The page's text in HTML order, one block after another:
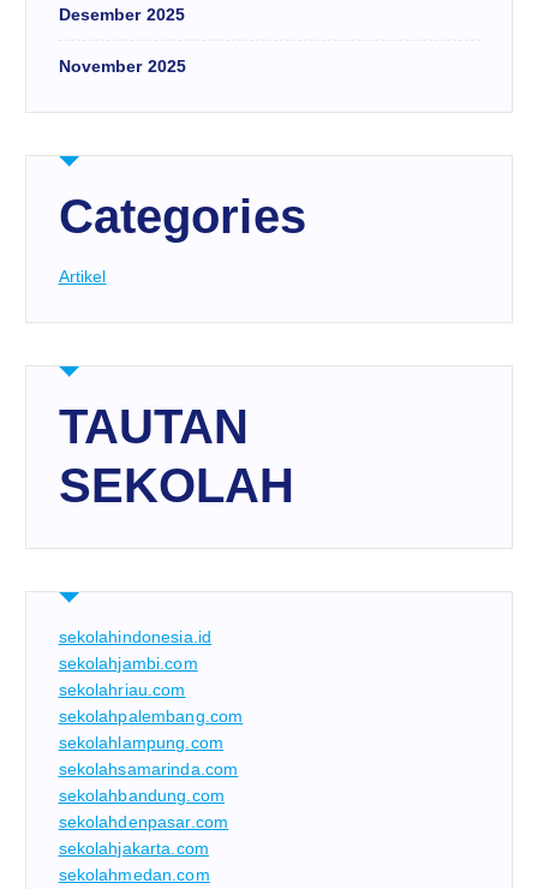
Desember 2025
November 2025
Categories
Artikel
TAUTAN
SEKOLAH
sekolahindonesia.id
sekolahjambi.com
sekolahriau.com
sekolahpalembang.com
sekolahlampung.com
sekolahsamarinda.com
sekolahbandung.com
sekolahdenpasar.com
sekolahjakarta.com
sekolahmedan.com